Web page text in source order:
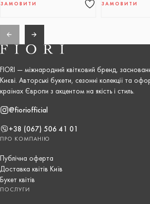
ЗАМОВИТИ ЗАМОВИТИ
FIORI — міжнародний квітковий бренд,
Києві. Авторські букети, сезонні колекції та
країнах Європи з акцентом на якість і стиль.
@fioriofficial
+38 (067) 506 41 01
ПРО КОМПАНІЮ
Публічна оферта
Доставка квітів Київ
Букет квітів
ПОСЛУГИ